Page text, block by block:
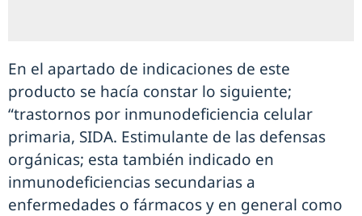
En el apartado de indicaciones de este
producto se hacía constar lo siguiente;
“trastornos por inmunodeficiencia celular
primaria, SIDA. Estimulante de las defensas
orgánicas; esta también indicado en
inmunodeficiencias secundarias a
enfermedades o fármacos y en general como